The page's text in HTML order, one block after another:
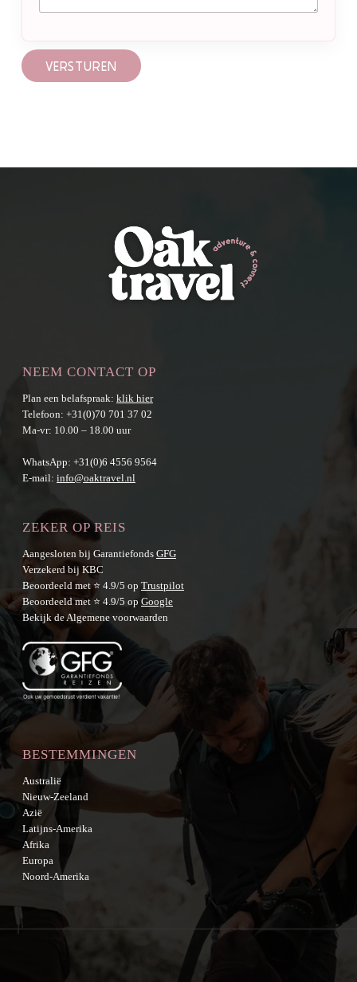
VERSTUREN
NEEM CONTACT OP
Plan een belafspraak: klik hier
Telefoon: +31(0)70 701 37 02
Ma-vr: 10.00 – 18.00 uur
WhatsApp: +31(0)6 4556 9564
E-mail: info@oaktravel.nl
ZEKER OP REIS
Aangesloten bij Garantiefonds GFG
Verzekerd bij KBC
Beoordeeld met ⭐ 4.9/5 op Trustpilot
Beoordeeld met ⭐ 4.9/5 op Google
Bekijk deAlgemene voorwaarden
BESTEMMINGEN
Australië
Nieuw-Zeeland
Azië
Latijns-Amerika
Afrika
Europa
Noord-Amerika